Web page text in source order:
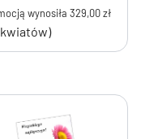
wynosiła 329,00 zł